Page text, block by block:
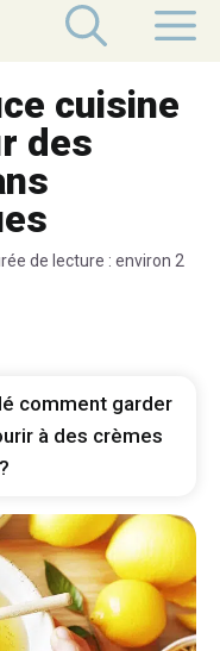
cuisine
des
de lecture : environ 2
comment garder
à des crèmes